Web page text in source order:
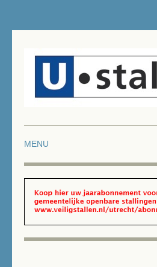
NIEUWSARCHIEF
CONTACT
INTRANET
LOCATIES FIETSENSTALLINGEN
WERKEN & LEREN